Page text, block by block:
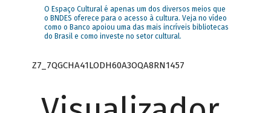
O Espaço Cultural é apenas um dos diversos meios que
o BNDES oferece para o acesso à cultura. Veja no vídeo
como o Banco apoiou uma das mais incríveis bibliotecas
do Brasil e como investe no setor cultural.
Z7_7QGCHA41LODH60A3OQA8RN1457